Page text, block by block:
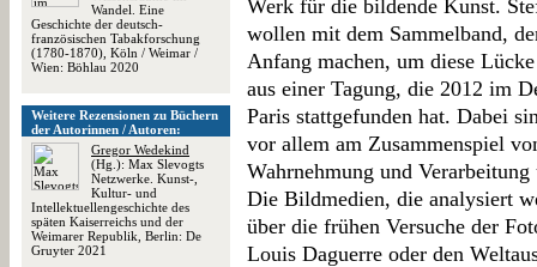
Wandel. Eine
Geschichte der deutsch-
französischen Tabakforschung
(1780-1870), Köln / Weimar /
Wien: Böhlau 2020
Weitere Rezensionen zu Büchern
der Autorinnen / Autoren:
Gregor Wedekind
(Hg.): Max Slevogts
Netzwerke. Kunst-,
Kultur- und
Intellektuellengeschichte des
späten Kaiserreichs und der
Weimarer Republik, Berlin: De
Gruyter 2021
Werk für die bildende Kunst.
wollen mit dem Sammelband,
Anfang machen, um diese
aus einer Tagung, die 2012 im
Paris stattgefunden hat. Dabei
vor allem am Zusammenspiel
Wahrnehmung und
Die Bildmedien, die analysiert
über die frühen Versuche der
Louis Daguerre oder den